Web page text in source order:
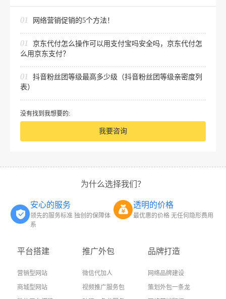
01 网络营销促销的5个方法！
01
京东代付怎么操作可以用支付宝吗安全吗，京东代付怎
么用京东支付？
01
抖音粉丝团等级最高多少级（抖音粉丝团等级亲密度列
表）
没有找到我想要的:
我要咨询
为什么选择我们？
安心的服务
领先的服务标准 独创的保障体
系
透明的价格
最优惠的价格 无任何隐形费用
平台搭建
营销型网站
商城型网站
推广外包
微信代加人
视频推广服务包
品牌打造
网络品牌建设
策划外包一条龙